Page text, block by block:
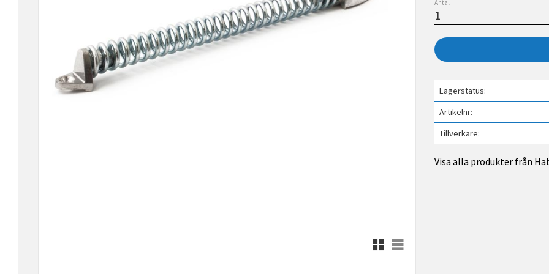
Rutnätsvy
Listvy
Antal
Lagerstatus
Artikelnr
Tillverkare
Visa alla produkter från